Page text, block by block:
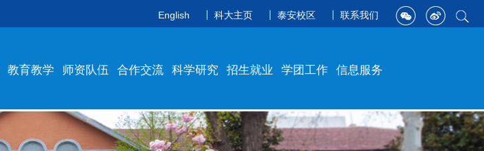
English 科大主页 泰安校区 联系我们
教育教学 师资队伍 合作交流 科学研究 招生就业 学团工作 信息服务